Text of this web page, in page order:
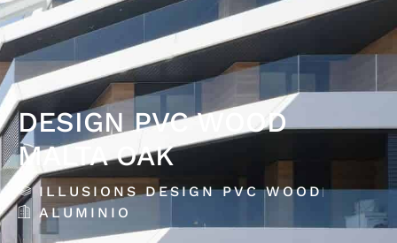
DESIGN PVC WOOD
MALTA OAK
ILLUSIONS DESIGN PVC WOOD
ALUMINIO